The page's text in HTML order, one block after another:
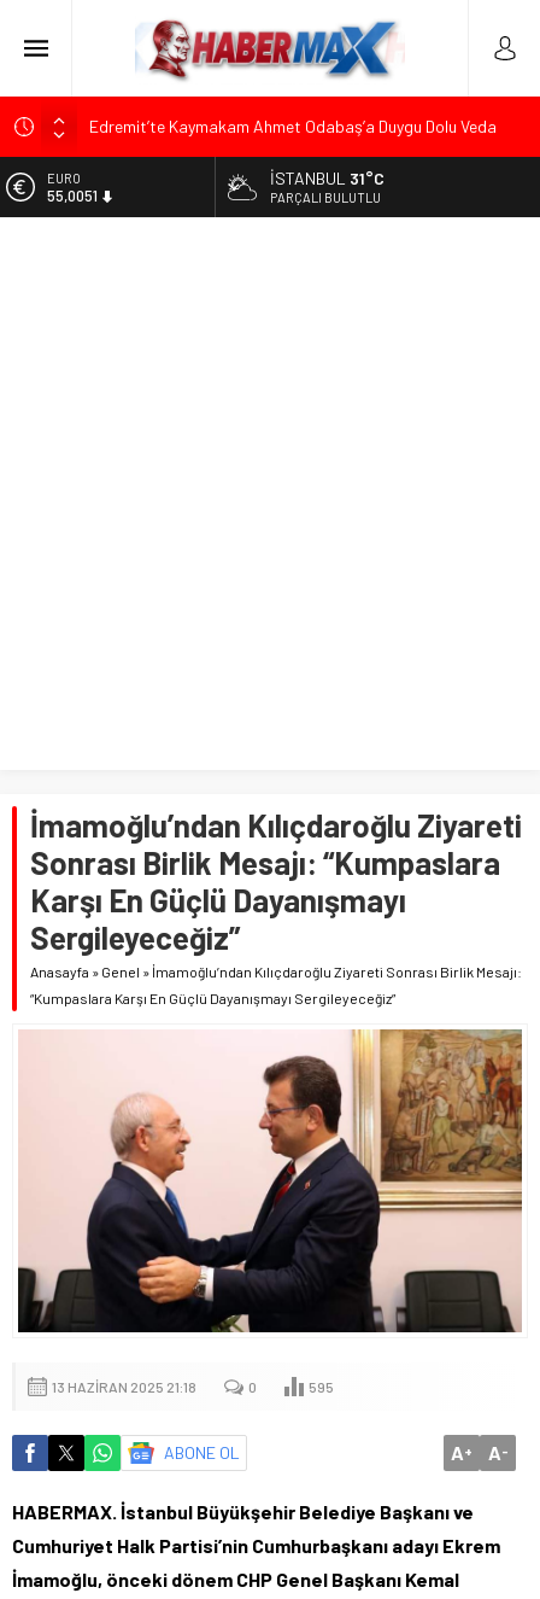
Edremit’te Kaymakam Ahmet Odabaş’a Duygu Dolu Veda
Tarihçi Yusuf Halaçoğlu’ndan TBMM’ye Sunulan Yasa Teklifine
Sert Eleştiri: “Osmanlı’nın Hukuk Anlayışının Gerisine
ALTIN
6.584,66
İSTANBUL 31°C
PARÇALI BULUTLU
İmamoğlu’ndan Kılıçdaroğlu Ziyareti
Sonrası Birlik Mesajı: “Kumpaslara
Karşı En Güçlü Dayanışmayı
Sergileyeceğiz”
Anasayfa » Genel » İmamoğlu’ndan Kılıçdaroğlu Ziyareti Sonrası Birlik Mesajı:
“Kumpaslara Karşı En Güçlü Dayanışmayı Sergileyeceğiz”
13 HAZIRAN 2025 21:18 0 595
ABONE OL A+ A-
HABERMAX. İstanbul Büyükşehir Belediye Başkanı ve
Cumhuriyet Halk Partisi’nin Cumhurbaşkanı adayı Ekrem
İmamoğlu, önceki dönem CHP Genel Başkanı Kemal